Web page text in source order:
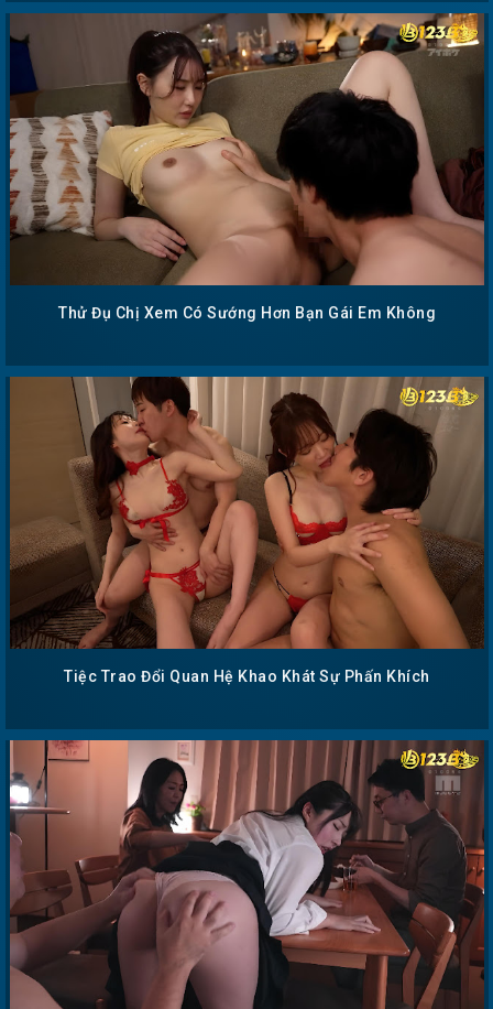
Thử Đụ Chị Xem Có Sướng Hơn Bạn Gái Em Không
Tiệc Trao Đổi Quan Hệ Khao Khát Sự Phấn Khích